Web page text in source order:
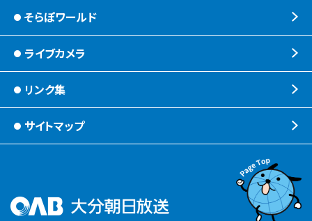
リクルートページ
大分朝日放送 人権方針
青少年と放送
視聴データの取扱いについて
じもエネ
子ども食堂応援
ピンクリボン
ライフノート＋360°®
もっと！
れじゃぐる
SOLD OUT
そらぽワールド
ライブカメラ
リンク集
サイトマップ